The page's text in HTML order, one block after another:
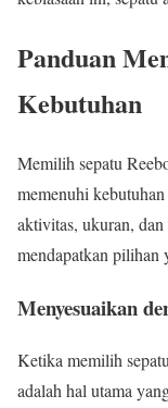
Panduan
Kebutuhan
Memilih sepatu
memenuhi
aktivitas, ukuran,
mendapatkan pilihan
Menyesuaikan
Ketika memilih
adalah hal utama